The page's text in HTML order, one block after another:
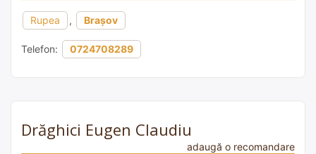
Rupea , Brașov
Telefon: 0724708289
Drăghici Eugen Claudiu
adaugă o recomandare